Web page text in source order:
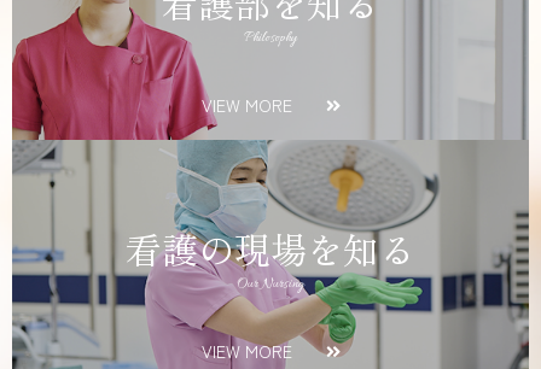
Philosophy
VIEW MORE
看護の現場を知る
Our Nursing
VIEW MORE